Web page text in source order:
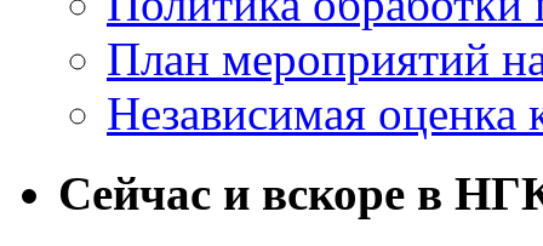
План мероприятий
Независимая оценка
Сейчас и вскоре в